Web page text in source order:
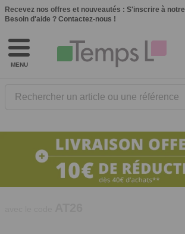
Recevez nos offres et nouveautés : S'inscrire à
Besoin d'aide ? Contactez-nous !
MENU
Rechercher un article ou une référence
10€ de réduction dès 40€ d'achat. Offre
valable du 03/08/2026 au 12/08/2026.